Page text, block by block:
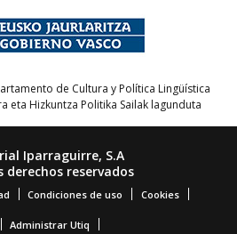
de Cultura y Política Lingüística
eta Hizkuntza Politika Sailak lagunduta
Iparraguirre, S.A
derechos reservados
Condiciones de uso Cookies
Administrar Utiq